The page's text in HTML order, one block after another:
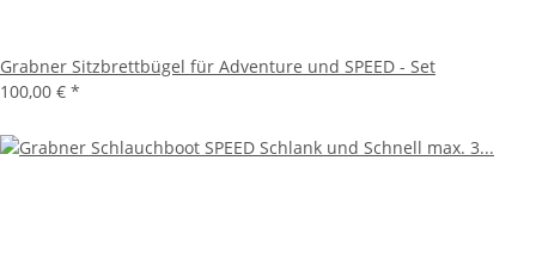
Grabner Sitzbrettbügel für Adventure und SPEED - Set
100,00 € *